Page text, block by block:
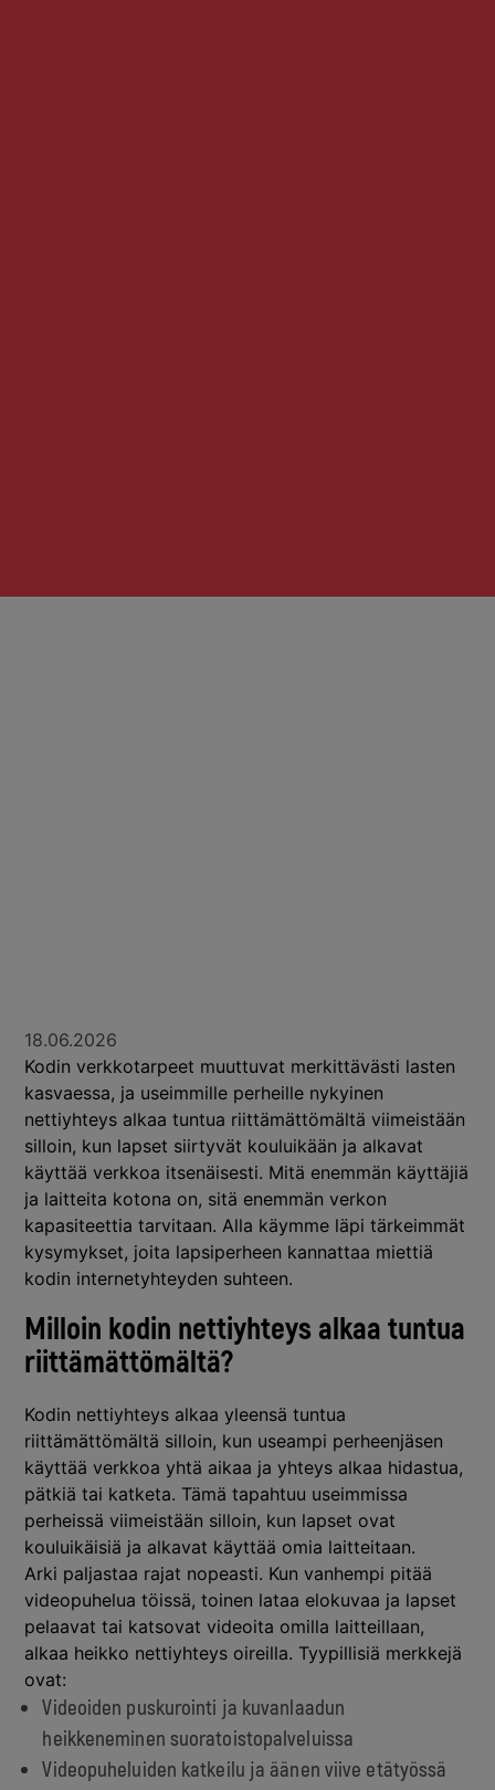
18.06.2026
Kodin verkkotarpeet muuttuvat merkittävästi lasten
kasvaessa, ja useimmille perheille nykyinen
nettiyhteys alkaa tuntua riittämättömältä viimeistään
silloin, kun lapset siirtyvät kouluikään ja alkavat
käyttää verkkoa itsenäisesti. Mitä enemmän käyttäjiä
ja laitteita kotona on, sitä enemmän verkon
kapasiteettia tarvitaan. Alla käymme läpi tärkeimmät
kysymykset, joita lapsiperheen kannattaa miettiä
kodin internetyhteyden suhteen.
Milloin kodin nettiyhteys alkaa tuntua
riittämättömältä?
Kodin nettiyhteys alkaa yleensä tuntua
riittämättömältä silloin, kun useampi perheenjäsen
käyttää verkkoa yhtä aikaa ja yhteys alkaa hidastua,
pätkiä tai katketa. Tämä tapahtuu useimmissa
perheissä viimeistään silloin, kun lapset ovat
kouluikäisiä ja alkavat käyttää omia laitteitaan.
Arki paljastaa rajat nopeasti. Kun vanhempi pitää
videopuhelua töissä, toinen lataa elokuvaa ja lapset
pelaavat tai katsovat videoita omilla laitteillaan,
alkaa heikko nettiyhteys oireilla. Tyypillisiä merkkejä
ovat:
Videoiden puskurointi ja kuvanlaadun
heikkeneminen suoratoistopalveluissa
Videopuheluiden katkeilu ja äänen viive etätyössä